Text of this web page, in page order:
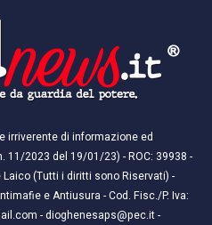
irriverente di informazione ed
11/2023 del 19/01/23) - ROC: 39938 -
(Tutti i diritti sono Riservati) -
e Antiusura - Cod. Fisc./P. Iva:
- dioghenesaps@pec.it -